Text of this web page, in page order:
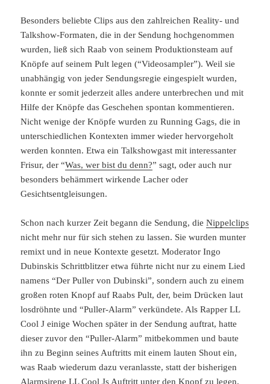
Besonders beliebte Clips aus den zahlreichen Reality- und
Talkshow-Formaten, die in der Sendung hochgenommen
wurden, ließ sich Raab von seinem Produktionsteam auf
Knöpfe auf seinem Pult legen (“Videosampler”). Weil sie
unabhängig von jeder Sendungsregie eingespielt wurden,
konnte er somit jederzeit alles andere unterbrechen und mit
Hilfe der Knöpfe das Geschehen spontan kommentieren.
Nicht wenige der Knöpfe wurden zu Running Gags, die in
unterschiedlichen Kontexten immer wieder hervorgeholt
werden konnten. Etwa ein Talkshowgast mit interessanter
Frisur, der “Was, wer bist du denn?” sagt, oder auch nur
besonders behämmert wirkende Lacher oder
Gesichtsentgleisungen.
Schon nach kurzer Zeit begann die Sendung, dieNippelclips
nicht mehr nur für sich stehen zu lassen. Sie wurden munter
remixt und in neue Kontexte gesetzt. Moderator Ingo
Dubinskis Schrittblitzer etwa führte nicht nur zu einem Lied
namens “Der Puller von Dubinski”, sondern auch zu einem
großen roten Knopf auf Raabs Pult, der, beim Drücken laut
losdröhnte und “Puller-Alarm” verkündete. Als Rapper LL
Cool J einige Wochen später in der Sendung auftrat, hatte
dieser zuvor den “Puller-Alarm” mitbekommen und baute
ihn zu Beginn seines Auftritts mit einem lauten Shout ein,
was Raab wiederum dazu veranlasste, statt der bisherigen
Alarmsirene LL Cool Js Auftritt unter den Knopf zu legen.